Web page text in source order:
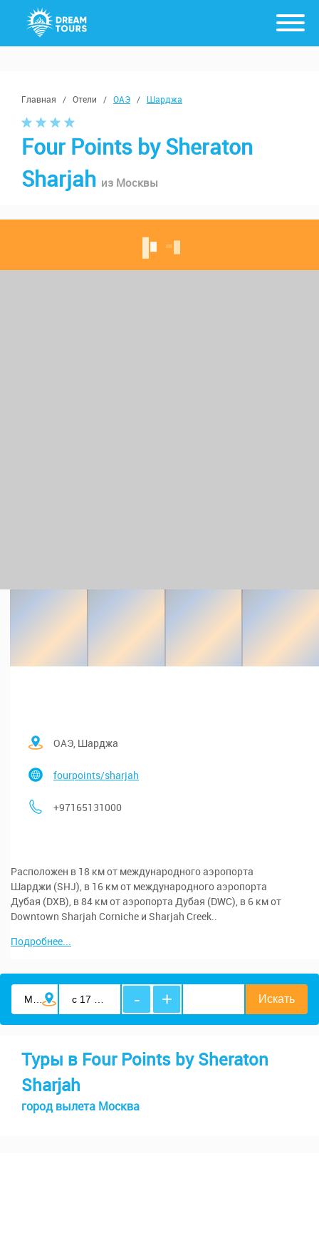
Главная / Отели / ОАЭ / Шарджа
Four Points by Sheraton
Sharjah из Москвы
ОАЭ, Шарджа
fourpoints/sharjah
+97165131000
Расположен в 18 км от международного аэропорта
Шарджи (SHJ), в 16 км от международного аэропорта
Дубая (DXB), в 84 км от аэропорта Дубая (DWC), в 6 км от
Downtown Sharjah Corniche и Sharjah Creek..
Подробнее...
- +
Туры в Four Points by Sheraton
Sharjah
город вылета Москва